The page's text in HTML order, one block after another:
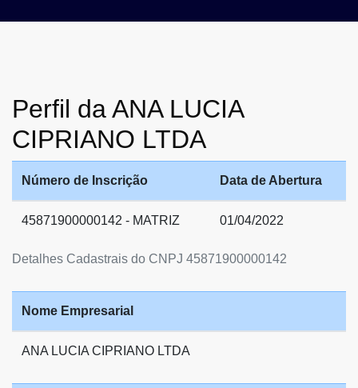
Perfil da ANA LUCIA
CIPRIANO LTDA
Detalhes Cadastrais do CNPJ 45871900000142
Número de Inscrição Data de Abertura
45871900000142 - MATRIZ 01/04/2022
Nome Empresarial
ANA LUCIA CIPRIANO LTDA